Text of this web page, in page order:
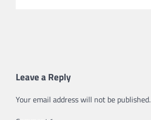
Leave a Reply
Your email address will not be published.